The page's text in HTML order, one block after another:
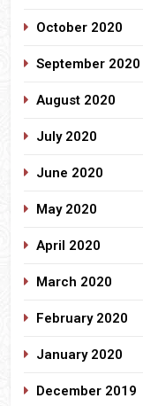
October 2020
September 2020
August 2020
July 2020
June 2020
May 2020
April 2020
March 2020
February 2020
January 2020
December 2019